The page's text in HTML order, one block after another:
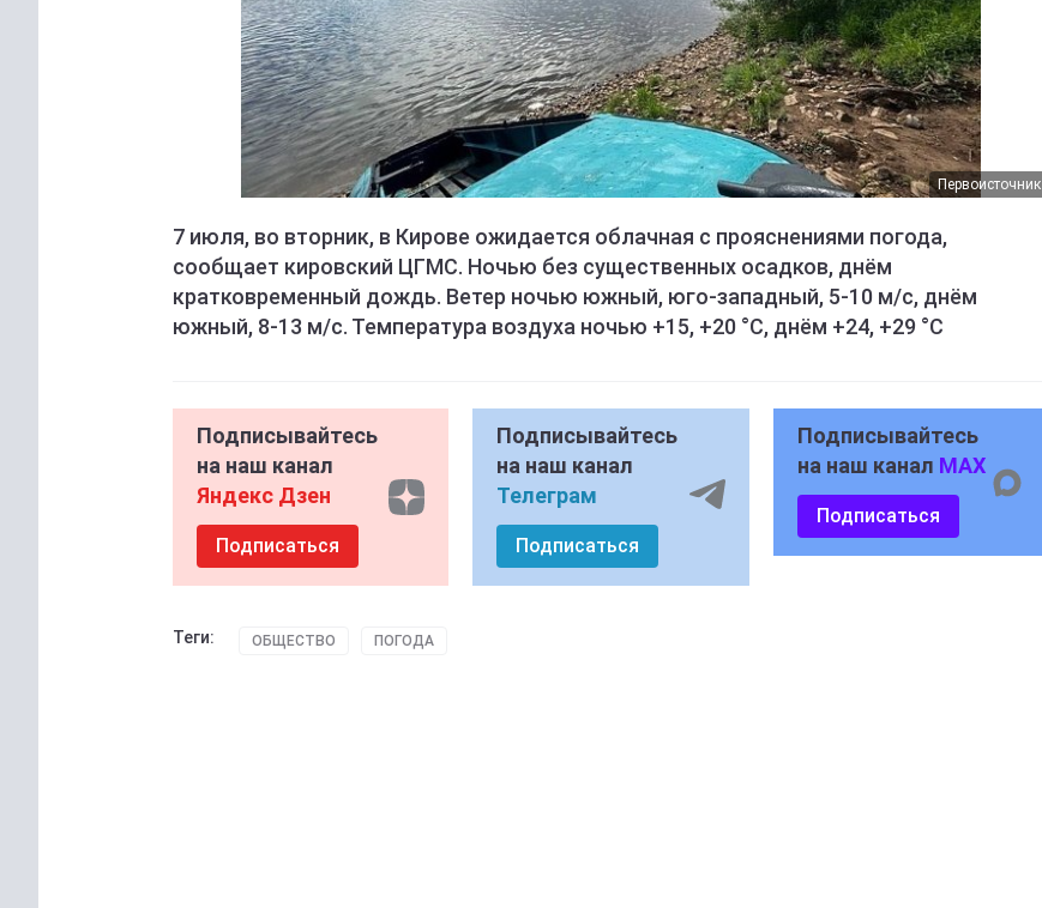
Первоисточник
7 июля, во вторник, в Кирове ожидается облачная с прояснениями погода,
сообщает кировский ЦГМС. Ночью без существенных осадков, днём
кратковременный дождь. Ветер ночью южный, юго-западный, 5-10 м/с, днём
южный, 8-13 м/с. Температура воздуха ночью +15, +20 °C, днём +24, +29 °C
Подписывайтесь
на наш канал
Яндекс Дзен
Подписаться
Подписывайтесь
на наш канал
Телеграм
Подписаться
Подписывайтесь
на наш канал MAX
Подписаться
Теги: ОБЩЕСТВО ПОГОДА